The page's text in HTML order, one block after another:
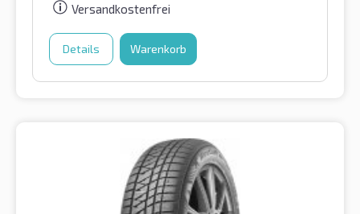
Versandkostenfrei
Details Warenkorb